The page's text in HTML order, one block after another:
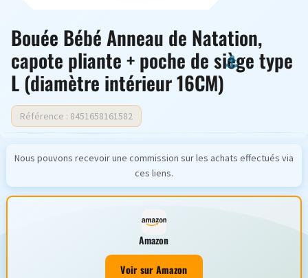
Bouée Bébé Anneau de Natation,
capote pliante + poche de siège type
L (diamètre intérieur 16CM)
Référence : 8451658161582
Nous pouvons recevoir une commission sur les achats effectués via
ces liens.
Amazon
Voir sur Amazon